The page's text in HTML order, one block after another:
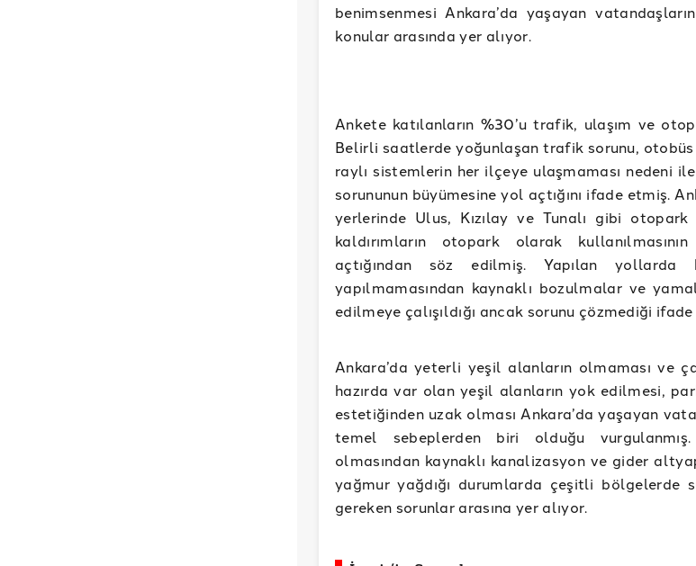
benimsenmesi Ankara’da yaşayan
konular arasında yer alıyor.
Ankete katılanların %30’u trafik, ulaşım ve
Belirli saatlerde yoğunlaşan trafik sorunu,
raylı sistemlerin her ilçeye ulaşmaması nedeni
sorununun büyümesine yol açtığını ifade etmiş.
yerlerinde Ulus, Kızılay ve Tunalı gibi otopark
kaldırımların otopark olarak
açtığından söz edilmiş. Yapılan
yapılmamasından kaynaklı bozulmalar ve
edilmeye çalışıldığı ancak sorunu çözmediği
Ankara’da yeterli yeşil alanların olmaması ve
hazırda var olan yeşil alanların yok edilmesi,
estetiğinden uzak olması Ankara’da yaşayan
temel sebeplerden biri olduğu
olmasından kaynaklı kanalizasyon ve gider
yağmur yağdığı durumlarda çeşitli bölgelerde
gereken sorunlar arasına yer alıyor.